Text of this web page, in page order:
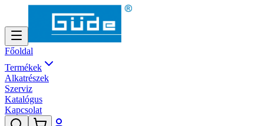
Főoldal
Termékek
Alkatrészek
Szerviz
Katalógus
Kapcsolat